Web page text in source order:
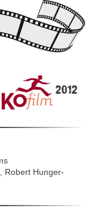
(2025)
2012
Robert Hunger-